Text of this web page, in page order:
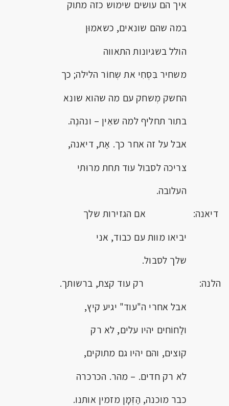
איך הם עושים שימוש כזה מתוק
במה שהם שונאים, כשאמוּן
הולל בשגיונות התאווה
משחיר בִּסְחִי את שְחוֹר הלילה; כך
החשק מְשחק עם מה שהוא שונא
בתור תחליף למה שאֵין – ונהנֶה.
אבל על זה אחר כך. אַת, דיאנה,
צריכה לסבול עוד תחת מרוּתי
העלובה.
דיאנה: אם הגזירות שלך
יביאו מוות עם כבוד, אני
שלך לסבול.
הלנה: רק עוד קצת, ברשותך.
אבל אחרי ה"עוד" יגיע קיץ,
ולַחוֹחים יהיו עלים, לא רק
קוצים, והם יהיו גם מתוקים,
לא רק חדים. – מהר. הכרכרה
כבר מוכנה, הַזְּמָן מזמין אותנו.